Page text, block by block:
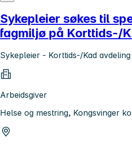
Sykepleier søkes til
fagmiljø på Korttids-/
Sykepleier - Korttids-/Kad avdeling
Arbeidsgiver
Helse og mestring, Kongsvinger